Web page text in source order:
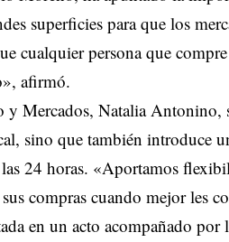
superficies para que los
cualquier persona que
afirmó.
y Mercados, Natalia Antonino,
sino que también introduce
24 horas. «Aportamos
compras cuando mejor les
en un acto acompañado por